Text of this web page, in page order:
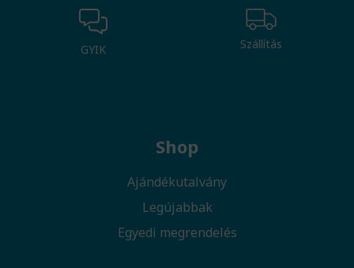
GYIK Szállítás
Shop
Ajándékutalvány
Legújabbak
Egyedi megrendelés